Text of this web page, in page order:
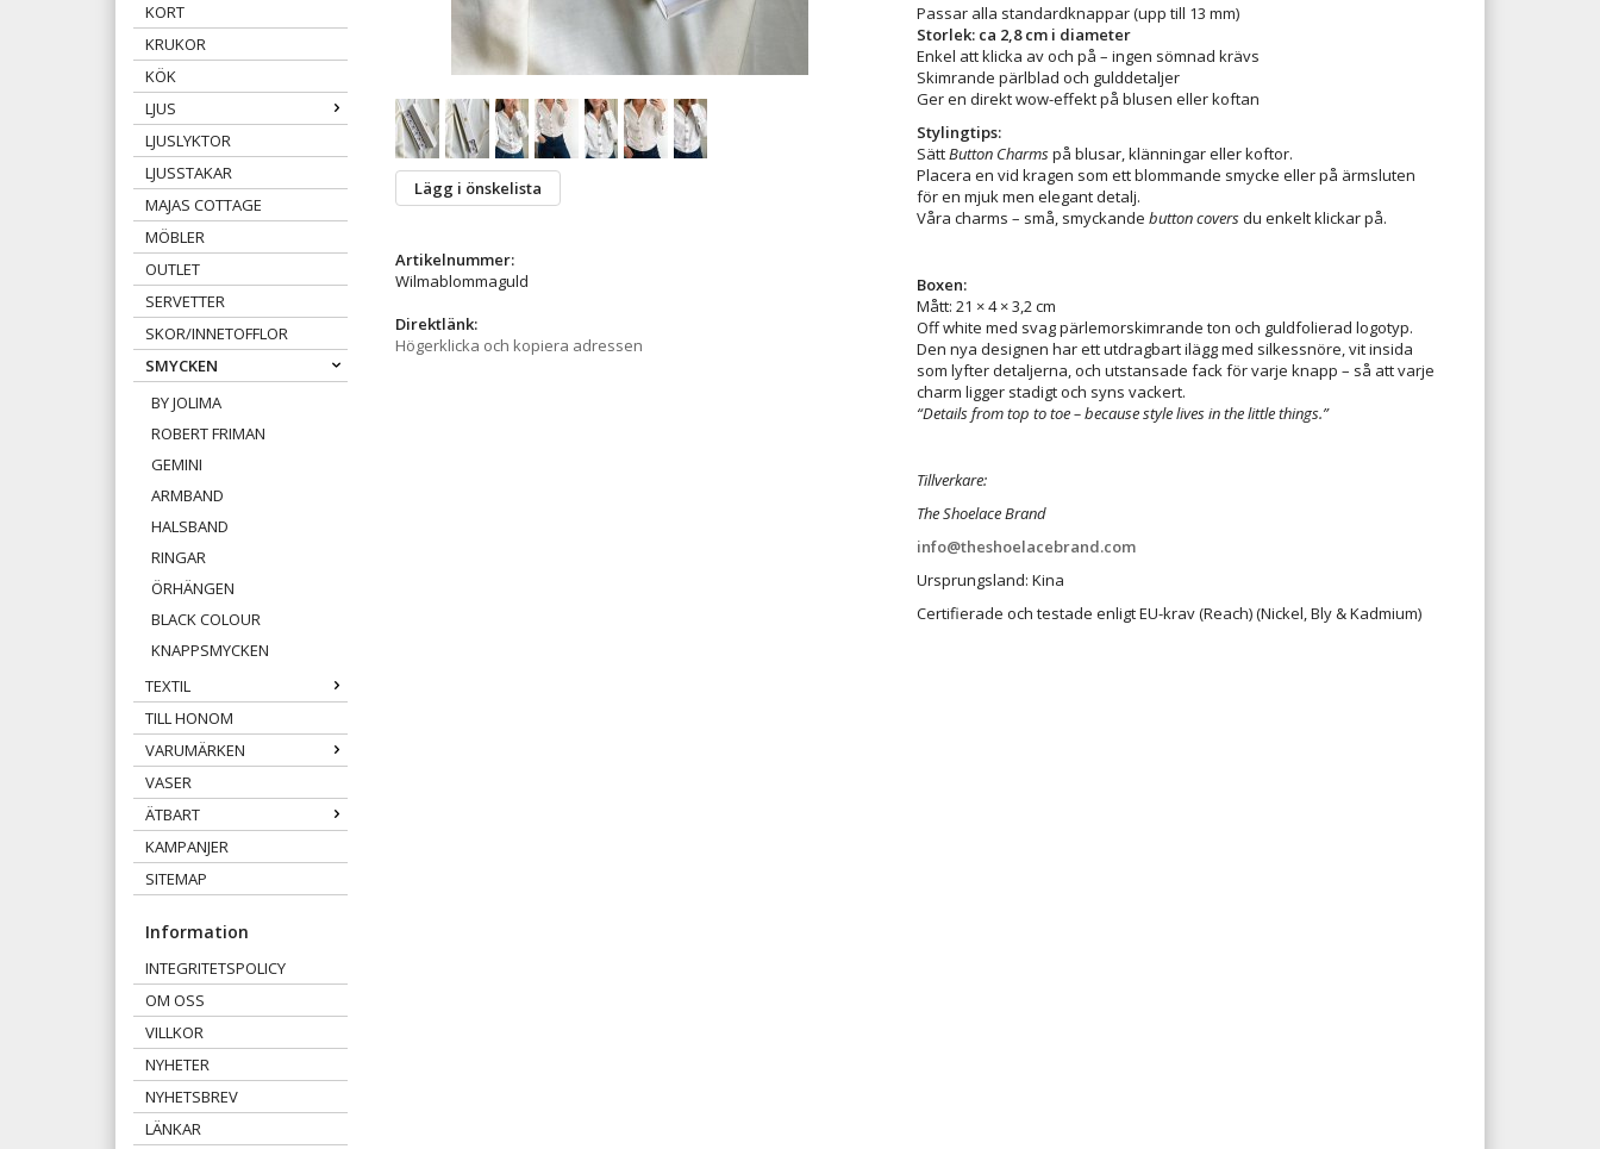
KORT
KRUKOR
KÖK
LJUS
LJUSLYKTOR
LJUSSTAKAR
MAJAS COTTAGE
MÖBLER
OUTLET
SERVETTER
SKOR/INNETOFFLOR
SMYCKEN
BY JOLIMA
ROBERT FRIMAN
GEMINI
ARMBAND
HALSBAND
RINGAR
ÖRHÄNGEN
BLACK COLOUR
KNAPPSMYCKEN
TEXTIL
TILL HONOM
VARUMÄRKEN
VASER
ÄTBART
KAMPANJER
SITEMAP
Information
INTEGRITETSPOLICY
OM OSS
VILLKOR
NYHETER
NYHETSBREV
LÄNKAR
Passar alla standardknappar (upp till 13 mm)
Storlek: ca 2,8 cm i diameter
Enkel att klicka av och på – ingen sömnad krävs
Skimrande pärlblad och gulddetaljer
Ger en direkt wow-effekt på blusen eller koftan
Stylingtips:
SättButton Charmspå blusar, klänningar eller koftor.
Placera en vid kragen som ett blommande smycke eller på ärmsluten
för en mjuk men elegant detalj.
Våra charms – små, smyckande button coversdu enkelt klickar på.
Boxen:
Mått: 21 × 4 × 3,2 cm
Off white med svag pärlemorskimrande ton och guldfolierad logotyp.
Den nya designen har ett utdragbart ilägg med silkessnöre, vit insida
som lyfter detaljerna, och utstansade fack för varje knapp – så att varje
charm ligger stadigt och syns vackert.
“Details from top to toe – because style lives in the little things.”
Tillverkare:
The Shoelace Brand
info@theshoelacebrand.com
Ursprungsland: Kina
Certifierade och testade enligt EU-krav (Reach) (Nickel, Bly & Kadmium)
Lägg i önskelista
Artikelnummer:
Wilmablommaguld
Direktlänk:
Högerklicka och kopiera adressen